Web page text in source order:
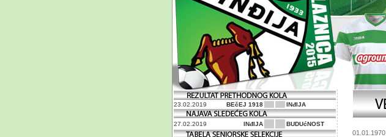
23.02.2019 BEčEJ 1918 INđIJA
27.02.2019 INđIJA BUDUćNOST
01.01.1970